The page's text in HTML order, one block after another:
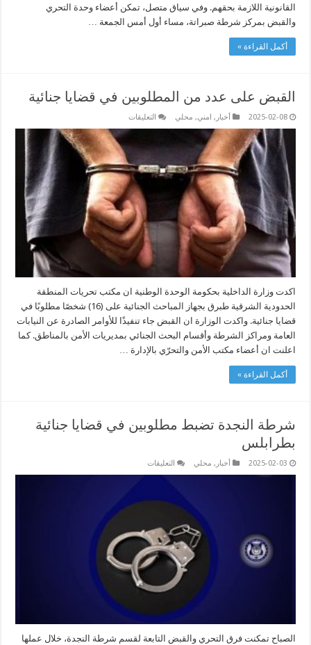
القانونية اللازمة بحقهم. وفي سياق متصل، تمكن أعضاء وحدة التحري
والقبض بمركز شرطة صبراتة، مساء أول أمس الجمعة …
أكمل القراءة »
القبض على عدد من المطلوبين في قضايا جنائية
2025-02-08 أخبار , امني, محلي التعليقات
على
عدد
من
المطلوبين
في
قضايا
جنائية
مغلقة
اكدت وزارة الداخلية بحكومة الوحدة الوطنية ان مكتب تحريات المنطقة
الحدودية الشرقية طبرق بجهاز المباحث الجنائية على (16) شخصًا مطلوبًا في
قضايا جنائية. واكدت الوزارة ان القبض جاء تنفيذًا للأوامر الصادرة عن النيابات
العامة ومراكز الشرطة وأقسام البحث الجنائي بمديريات الأمن بالمناطق. كما
اعلنت ان أعضاء مكتب الأمن والتحرّي بالإدارة …
أكمل القراءة »
شرطة النجدة تضبط مطلوبين في قضايا جنائية
بطرابلس
2025-02-03 أخبار , محلي التعليقات
مطلوبين
بطرابلس
مغلقة
الصباح تمكنت فرق التحري والقبض التابعة لقسم شرطة النجدة، خلال عملها